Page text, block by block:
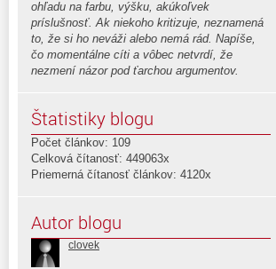
ohľadu na farbu, výšku, akúkoľvek
príslušnosť. Ak niekoho kritizuje, neznamená
to, že si ho neváži alebo nemá rád. Napíše,
čo momentálne cíti a vôbec netvrdí, že
nezmení názor pod ťarchou argumentov.
Štatistiky blogu
Počet článkov: 109
Celková čítanosť: 449063x
Priemerná čítanosť článkov: 4120x
Autor blogu
clovek